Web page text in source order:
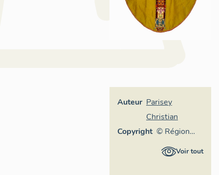
Auteur Parisey
Christian
Copyright © Région
Auvergne-Voir tout